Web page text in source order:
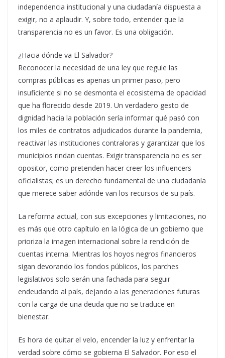
independencia institucional y una ciudadanía dispuesta a
exigir, no a aplaudir. Y, sobre todo, entender que la
transparencia no es un favor. Es una obligación.
¿Hacia dónde va El Salvador?
Reconocer la necesidad de una ley que regule las
compras públicas es apenas un primer paso, pero
insuficiente si no se desmonta el ecosistema de opacidad
que ha florecido desde 2019. Un verdadero gesto de
dignidad hacia la población sería informar qué pasó con
los miles de contratos adjudicados durante la pandemia,
reactivar las instituciones contraloras y garantizar que los
municipios rindan cuentas. Exigir transparencia no es ser
opositor, como pretenden hacer creer los influencers
oficialistas; es un derecho fundamental de una ciudadanía
que merece saber adónde van los recursos de su país.
La reforma actual, con sus excepciones y limitaciones, no
es más que otro capítulo en la lógica de un gobierno que
prioriza la imagen internacional sobre la rendición de
cuentas interna. Mientras los hoyos negros financieros
sigan devorando los fondos públicos, los parches
legislativos solo serán una fachada para seguir
endeudando al país, dejando a las generaciones futuras
con la carga de una deuda que no se traduce en
bienestar.
Es hora de quitar el velo, encender la luz y enfrentar la
verdad sobre cómo se gobierna El Salvador. Por eso el